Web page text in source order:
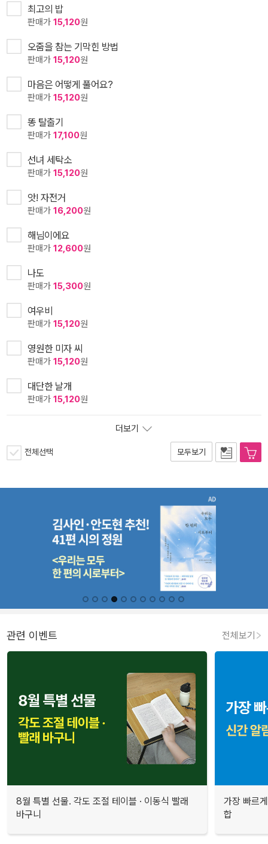
최고의 밥
판매가 15,120원
오줌을 참는 기막힌 방법
판매가 15,120원
마음은 어떻게 풀어요?
판매가 15,120원
똥 탈출기
판매가 17,100원
선녀 세탁소
판매가 15,120원
앗! 자전거
판매가 16,200원
해님이에요
판매가 12,600원
나도
판매가 15,300원
여우비
판매가 15,120원
영원한 미자 씨
판매가 15,120원
대단한 날개
판매가 15,120원
더보기
전체선택 모두보기
관련 이벤트 전체보기
8월 특별 선물. 각도 조절 테이블 · 이동식 빨래
바구니
가장 빠르
합